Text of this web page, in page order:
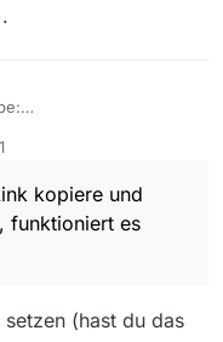
nicht.
obigen Beispiel.
kopiere und
funktioniert es
(hast du das